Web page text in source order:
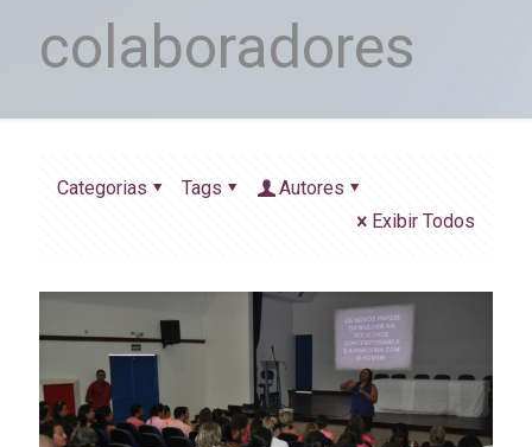
colaboradores
Categorias Tags
Autores
Exibir Todos